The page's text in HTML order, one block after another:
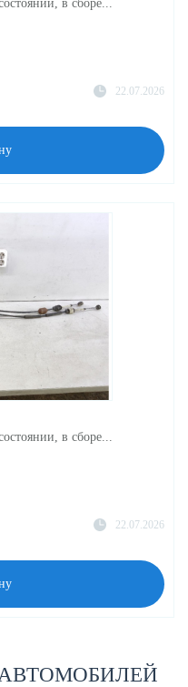
в сборе...
22.07.2026
в сборе...
22.07.2026